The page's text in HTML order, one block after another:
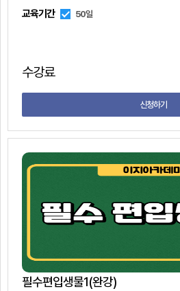
교육기간 50일
수강료
신청하기
필수편입생물1(완강)